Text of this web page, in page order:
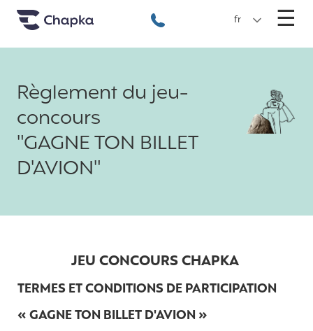
Chapka Assurances Voyages
+33 1 74 85 50 50
fr ☰
Règlement du jeu-
concours
"GAGNE TON BILLET
D'AVION"
JEU CONCOURS CHAPKA
TERMES ET CONDITIONS DE PARTICIPATION
« GAGNE TON BILLET D'AVION »